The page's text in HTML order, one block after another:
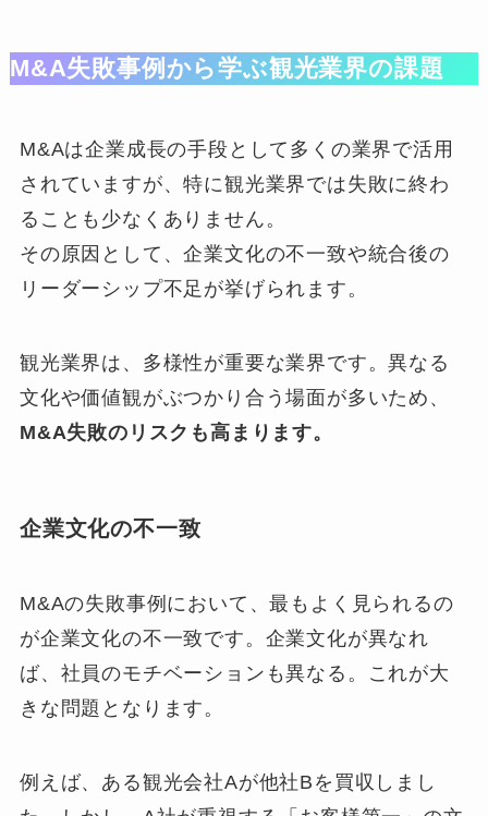
M&A失敗事例から学ぶ観光業界の課題
M&Aは企業成長の手段として多くの業界で活用
されていますが、特に観光業界では失敗に終わ
ることも少なくありません。
その原因として、企業文化の不一致や統合後の
リーダーシップ不足が挙げられます。
観光業界は、多様性が重要な業界です。異なる
文化や価値観がぶつかり合う場面が多いため、
M&A失敗のリスクも高まります。
企業文化の不一致
M&Aの失敗事例において、最もよく見られるの
が企業文化の不一致です。企業文化が異なれ
ば、社員のモチベーションも異なる。これが大
きな問題となります。
例えば、ある観光会社Aが他社Bを買収しまし